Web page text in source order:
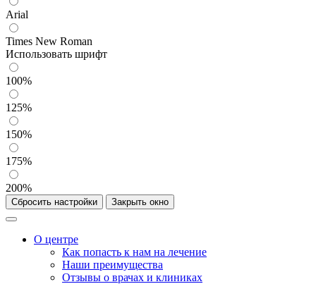
Arial
Times New Roman
Использовать шрифт
100%
125%
150%
175%
200%
Сбросить настройки Закрыть окно
О центре
Как попасть к нам на лечение
Наши преимущества
Отзывы о врачах и клиниках